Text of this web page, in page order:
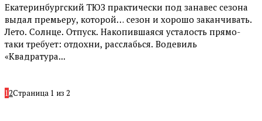
Екатеринбургский ТЮЗ практически под занавес сезона
выдал премьеру, которой… сезон и хорошо заканчивать.
Лето. Солнце. Отпуск. Накопившаяся усталость прямо-
таки требует: отдохни, расслабься. Водевиль
«Квадратура...
12Страница 1 из 2